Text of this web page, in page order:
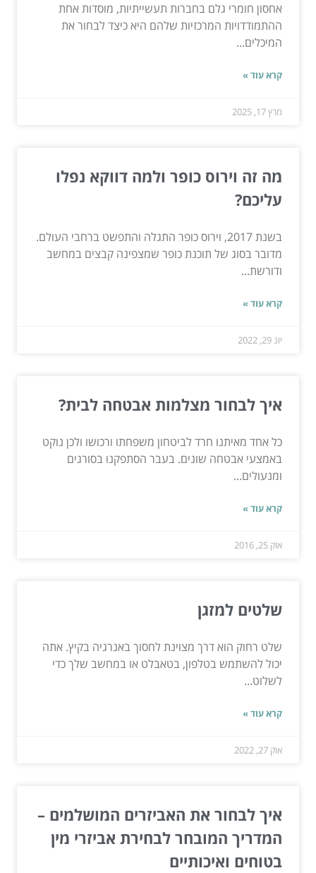
אחסון חומרי גלם בחברות תעשייתיות, מוסדות אחת
ההתמודדויות המרכזיות שלהם היא כיצד לבחור את
המיכלים...
קרא עוד »
מרץ 17, 2025
מה זה וירוס כופר ולמה דווקא נפלו
עליכם?
בשנת 2017, וירוס כופר התגלה והתפשט ברחבי העולם.
מדובר בסוג של תוכנת כופר שמצפינה קבצים במחשב
ודורשת...
קרא עוד »
יונ 29, 2022
איך לבחור מצלמות אבטחה לבית?
כל אחד מאיתנו חרד לביטחון משפחתו ורכושו ולכן נוקט
באמצעי אבטחה שונים. בעבר הסתפקנו בסורגים
ומנעולים...
קרא עוד »
אוק 25, 2016
שלטים למזגן
שלט רחוק הוא דרך מצוינת לחסוך באנרגיה בקיץ. אתה
יכול להשתמש בטלפון, בטאבלט או במחשב שלך כדי
לשלוט...
קרא עוד »
אוק 27, 2022
איך לבחור את האביזרים המושלמים –
המדריך המובחר לבחירת אביזרי מין
בטוחים ואיכותיים